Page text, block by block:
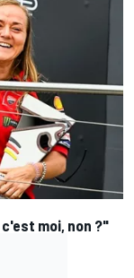
moi, non ?"